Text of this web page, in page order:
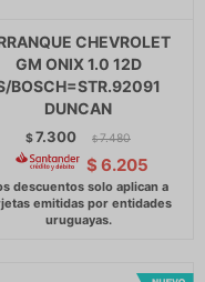
CHEVROLET
GM ONIX 1.0 12D
BOSCH=STR.92091
DUNCAN
$7.300 $ 7.480
$ 6.205